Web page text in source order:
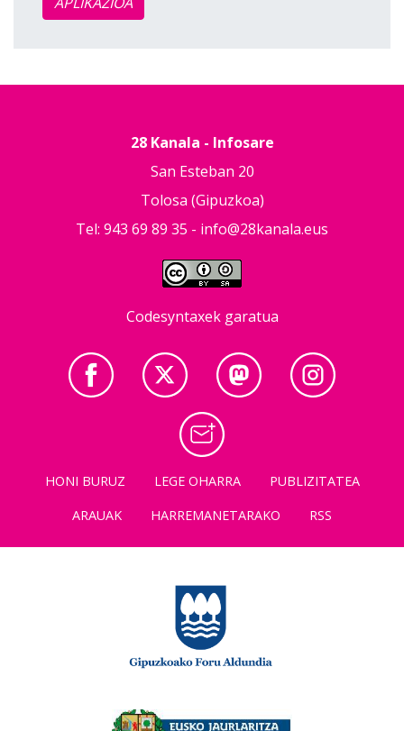
28 Kanala - Infosare
San Esteban 20
Tolosa (Gipuzkoa)
Tel: 943 69 89 35 - info@28kanala.eus
Codesyntaxek garatua
HONI BURUZ LEGE OHARRA
PUBLIZITATEA
ARAUAK
HARREMANETARAKO RSS